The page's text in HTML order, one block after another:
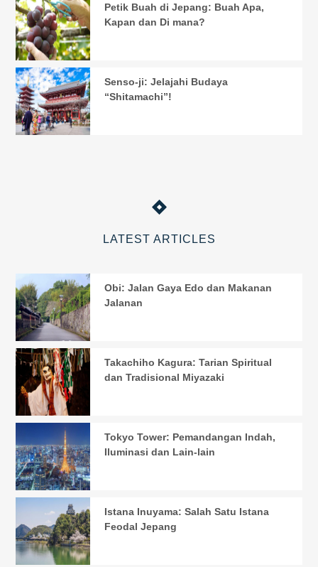
LATEST ARTICLES
Obi: Jalan Gaya Edo dan Makanan
Jalanan
Takachiho Kagura: Tarian Spiritual
dan Tradisional Miyazaki
Tokyo Tower: Pemandangan Indah,
Iluminasi dan Lain-lain
Istana Inuyama: Salah Satu Istana
Feodal Jepang
Petik Buah di Jepang: Buah Apa,
Kapan dan Di mana?
Senso-ji: Jelajahi Budaya
“Shitamachi”!